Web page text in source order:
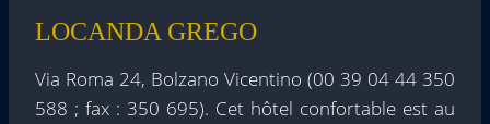
LOCANDA GREGO
Via Roma 24, Bolzano Vicentino (00 39 04 44 350
588 ; fax : 350 695). Cet hôtel confortable est au